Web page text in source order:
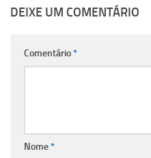
DEIXE UM COMENTÁRIO
Comentário*
Nome*